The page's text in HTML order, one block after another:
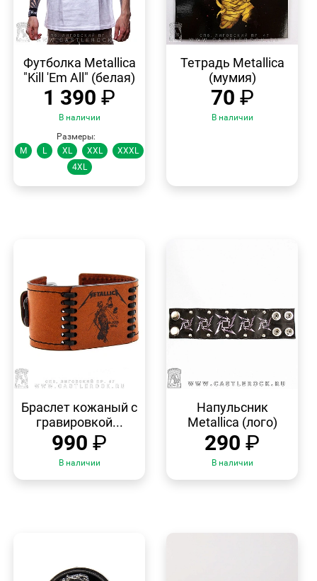
ПРОСМОТР
Футболка Metallica
"Kill 'Em All" (белая)
1 390 ₽
В наличии
Размеры:
M
L XL XXL
XXXL
4XL
ПРОСМОТР
Тетрадь Metallica
(мумия)
70 ₽
В наличии
ПРОСМОТР
Браслет кожаный с
гравировкой...
990 ₽
В наличии
ПРОСМОТР
Напульсник
Metallica (лого)
290 ₽
В наличии